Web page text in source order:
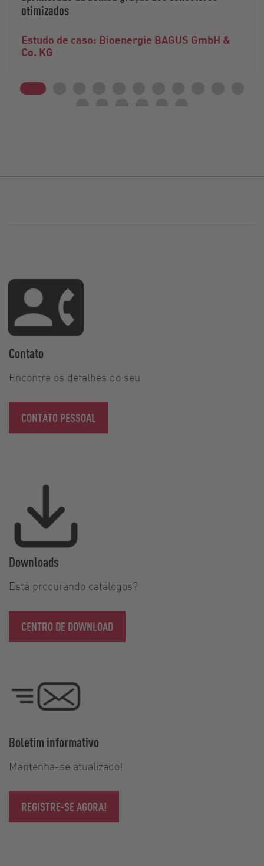
otimizados
Estudo de caso: Bioenergie BAGUS GmbH &
Co. KG
Contato
Encontre os detalhes do seu
CONTATO PESSOAL
Downloads
Está procurando catálogos?
CENTRO DE DOWNLOAD
Boletim informativo
Mantenha-se atualizado!
REGISTRE-SE AGORA!